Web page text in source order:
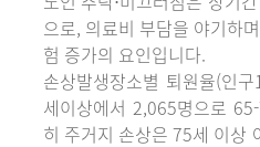
으로, 의료비 부담을 야기하
험 증가의 요인입니다.
손상발생장소별 퇴원율(인
세이상에서 2,065명으로
히 주거지 손상은 75세 이상